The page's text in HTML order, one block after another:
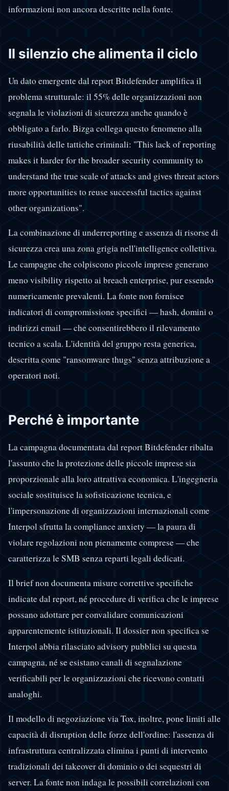
informazioni non ancora descritte nella fonte.
Il silenzio che alimenta il ciclo
Un dato emergente dal report Bitdefender amplifica il
problema strutturale: il 55% delle organizzazioni non
segnala le violazioni di sicurezza anche quando è
obbligato a farlo. Bizga collega questo fenomeno alla
riusabilità delle tattiche criminali: "This lack of reporting
makes it harder for the broader security community to
understand the true scale of attacks and gives threat actors
more opportunities to reuse successful tactics against
other organizations".
La combinazione di underreporting e assenza di risorse di
sicurezza crea una zona grigia nell'intelligence collettiva.
Le campagne che colpiscono piccole imprese generano
meno visibility rispetto ai breach enterprise, pur essendo
numericamente prevalenti. La fonte non fornisce
indicatori di compromissione specifici — hash, domini o
indirizzi email — che consentirebbero il rilevamento
tecnico a scala. L'identità del gruppo resta generica,
descritta come "ransomware thugs" senza attribuzione a
operatori noti.
Perché è importante
La campagna documentata dal report Bitdefender ribalta
l'assunto che la protezione delle piccole imprese sia
proporzionale alla loro attrattiva economica. L'ingegneria
sociale sostituisce la sofisticazione tecnica, e
l'impersonazione di organizzazioni internazionali come
Interpol sfrutta la compliance anxiety — la paura di
violare regolazioni non pienamente comprese — che
caratterizza le SMB senza reparti legali dedicati.
Il brief non documenta misure correttive specifiche
indicate dal report, né procedure di verifica che le imprese
possano adottare per convalidare comunicazioni
apparentemente istituzionali. Il dossier non specifica se
Interpol abbia rilasciato advisory pubblici su questa
campagna, né se esistano canali di segnalazione
verificabili per le organizzazioni che ricevono contatti
analoghi.
Il modello di negoziazione via Tox, inoltre, pone limiti alle
capacità di disruption delle forze dell'ordine: l'assenza di
infrastruttura centralizzata elimina i punti di intervento
tradizionali dei takeover di dominio o dei sequestri di
server. La fonte non indaga le possibili correlazioni con